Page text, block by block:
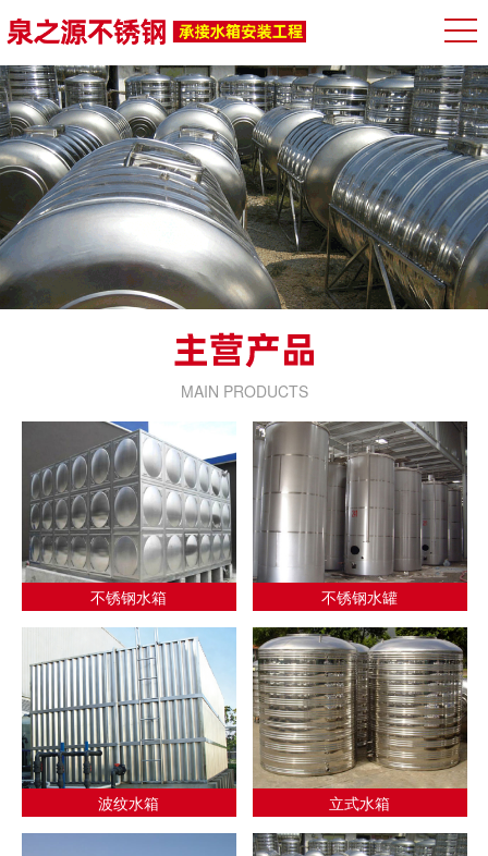
MAIN PRODUCTS
不锈钢水箱 不锈钢水罐
波纹水箱 立式水箱